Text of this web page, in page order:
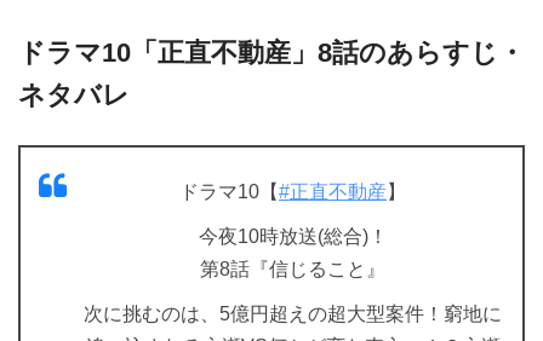
ドラマ10「正直不動産」8話のあらすじ・
ネタバレ
ドラマ10【#正直不動産 】
今夜10時放送(総合)！
第8話『信じること』
次に挑むのは、5億円超えの超大型案件！窮地に